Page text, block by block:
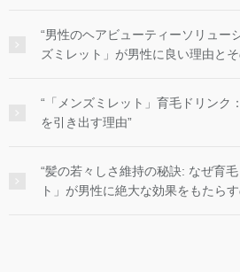
“男性のヘアビューティーソリュー
ズミレット」が男性に良い理由と
“「メンズミレット」育毛ドリンク
を引き出す理由”
“髪の若々しさ維持の秘訣: なぜ育
ト」が男性に絶大な効果をもたら